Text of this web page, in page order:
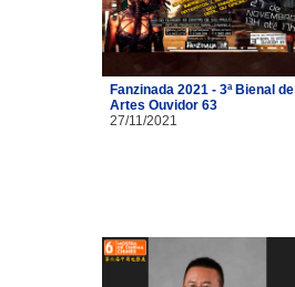
Fanzinada 2021 - 3ª Bienal de
Artes Ouvidor 63
27/11/2021